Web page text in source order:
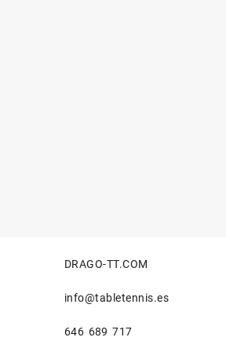
DRAGO-TT.COM
info@tabletennis.es
646 689 717